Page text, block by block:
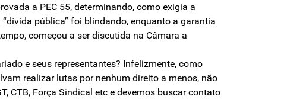
a PEC 55, determinando, como exigia a
pública” foi blindando, enquanto a garantia
começou a ser discutida na Câmara a
e seus representantes? Infelizmente, como
realizar lutas por nenhum direito a menos, não
CTB, Força Sindical etc e devemos buscar contato